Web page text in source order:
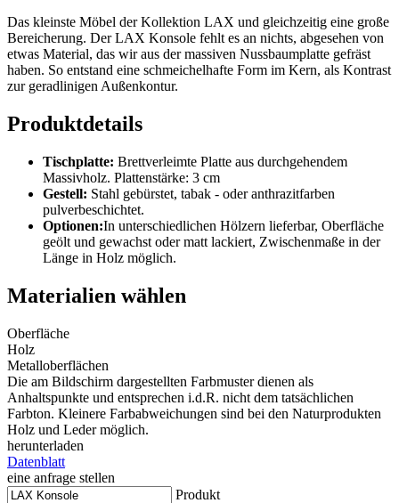
Das kleinste Möbel der Kollektion LAX und gleichzeitig eine große
Bereicherung. Der LAX Konsole fehlt es an nichts, abgesehen von
etwas Material, das wir aus der massiven Nussbaumplatte gefräst
haben. So entstand eine schmeichelhafte Form im Kern, als Kontrast
zur geradlinigen Außenkontur.
Produktdetails
Tischplatte: Brettverleimte Platte aus durchgehendem
Massivholz. Plattenstärke: 3 cm
Gestell: Stahl gebürstet, tabak - oder anthrazitfarben
pulverbeschichtet.
Optionen:In unterschiedlichen Hölzern lieferbar, Oberfläche
geölt und gewachst oder matt lackiert, Zwischenmaße in der
Länge in Holz möglich.
Materialien wählen
Oberfläche
Holz
Metalloberflächen
Die am Bildschirm dargestellten Farbmuster dienen als
Anhaltspunkte und entsprechen i.d.R. nicht dem tatsächlichen
Farbton. Kleinere Farbabweichungen sind bei den Naturprodukten
Holz und Leder möglich.
herunterladen
Datenblatt
eine anfrage stellen
Produkt